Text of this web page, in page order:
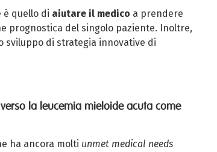
è quello di aiutare il medico a prendere
prognostica del singolo paziente. Inoltre,
sviluppo di strategia innovative di
la leucemia mieloide acuta come
ha ancora molti unmet medical needs